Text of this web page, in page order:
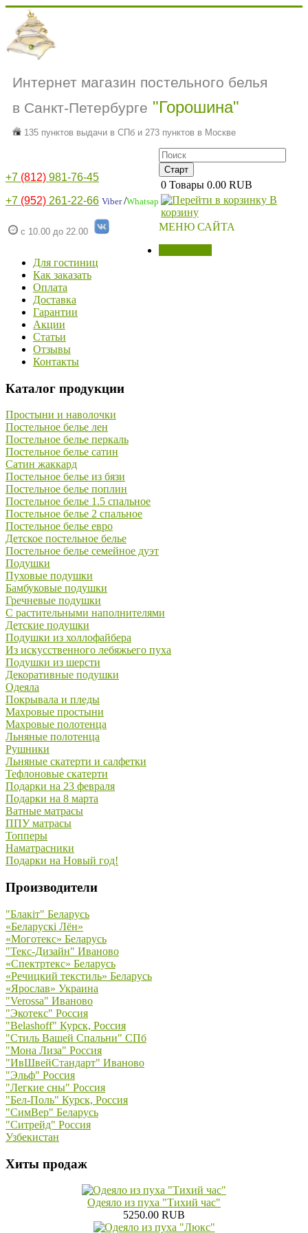
Интернет магазин постельного белья
в Санкт-Петербурге "Горошина"
135 пунктов выдачи в СПб и 273 пунктов в Москве
+7 (812) 981-76-45
+7 (952) 261-22-66 Viber/Whatsap
с 10.00 до 22.00
0 Товары 0.00 RUB
В
корзину
МЕНЮ САЙТА
Для гостиниц
Как заказать
Оплата
Доставка
Гарантии
Акции
Статьи
Отзывы
Контакты
Каталог продукции
Простыни и наволочки
Постельное белье лен
Постельное белье перкаль
Постельное белье сатин
Сатин жаккард
Постельное белье из бязи
Постельное белье поплин
Постельное белье 1.5 спальное
Постельное белье 2 спальное
Постельное белье евро
Детское постельное белье
Постельное белье семейное дуэт
Подушки
Пуховые подушки
Бамбуковые подушки
Гречневые подушки
С растительными наполнителями
Детские подушки
Подушки из холлофайбера
Из искусственного лебяжьего пуха
Подушки из шерсти
Декоративные подушки
Одеяла
Покрывала и пледы
Махровые простыни
Махровые полотенца
Льняные полотенца
Рушники
Льняные скатерти и салфетки
Тефлоновые скатерти
Подарки на 23 февраля
Подарки на 8 марта
Ватные матрасы
ППУ матрасы
Топперы
Наматрасники
Подарки на Новый год!
Производители
"Блакiт" Беларусь
«Беларускi Лён»
«Моготекс» Беларусь
"Текс-Дизайн" Иваново
«Спектртекс» Беларусь
«Речицкий текстиль» Беларусь
«Ярослав» Украина
"Verossa" Иваново
"Экотекс" Россия
"Belashoff" Курск, Россия
"Стиль Вашей Спальни" СПб
"Мона Лиза" Россия
"ИвШвейСтандарт" Иваново
"Эльф" Россия
"Легкие сны" Россия
"Бел-Поль" Курск, Россия
"СимВер" Беларусь
"Ситрейд" Россия
Узбекистан
Хиты продаж
Одеяло из пуха "Тихий час"
5250.00 RUB